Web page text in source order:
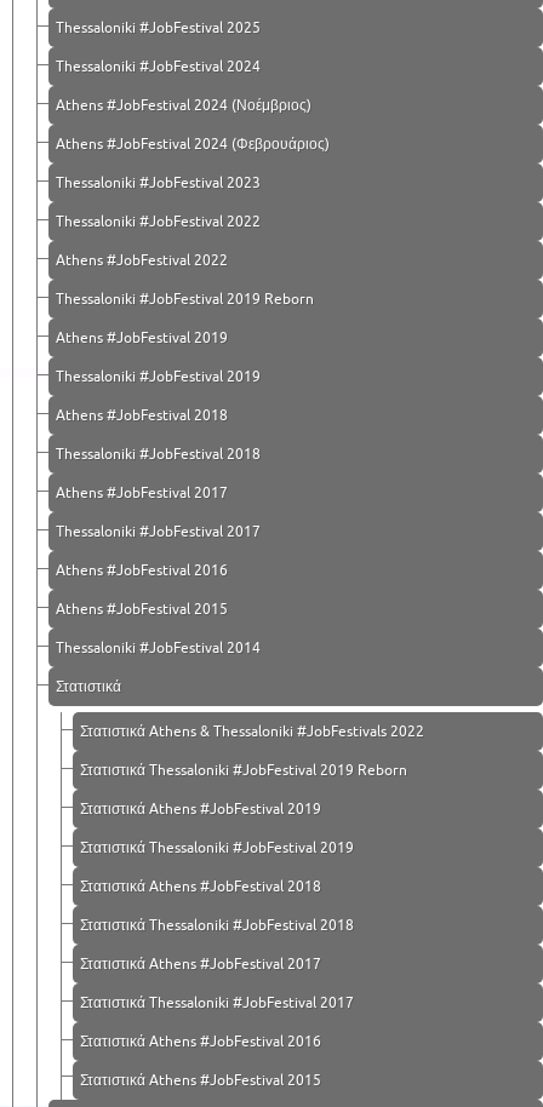
Thessaloniki #JobFestival 2025
Thessaloniki #JobFestival 2024
Athens #JobFestival 2024 (Νοέμβριος)
Athens #JobFestival 2024 (Φεβρουάριος)
Thessaloniki #JobFestival 2023
Thessaloniki #JobFestival 2022
Athens #JobFestival 2022
Thessaloniki #JobFestival 2019 Reborn
Athens #JobFestival 2019
Thessaloniki #JobFestival 2019
Athens #JobFestival 2018
Thessaloniki #JobFestival 2018
Athens #JobFestival 2017
Τhessaloniki #JobFestival 2017
Athens #JobFestival 2016
Athens #JobFestival 2015
Thessaloniki #JobFestival 2014
Στατιστικά
Στατιστικά Athens & Thessaloniki #JobFestivals 2022
Στατιστικά Thessaloniki #JobFestival 2019 Reborn
Στατιστικά Athens #JobFestival 2019
Στατιστικά Thessaloniki #JobFestival 2019
Στατιστικά Athens #JobFestival 2018
Στατιστικά Thessaloniki #JobFestival 2018
Στατιστικά Athens #JobFestival 2017
Στατιστικά Thessaloniki #JobFestival 2017
Στατιστικά Athens #JobFestival 2016
Στατιστικά Athens #JobFestival 2015